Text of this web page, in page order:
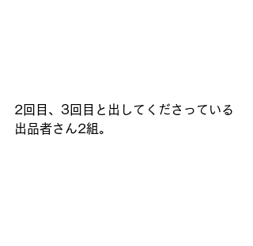
2回目、3回目と出してくださっている
出品者さん2組。